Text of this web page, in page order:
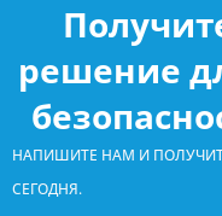
решение
НАПИШИТЕ НАМ И
СЕГОДНЯ.